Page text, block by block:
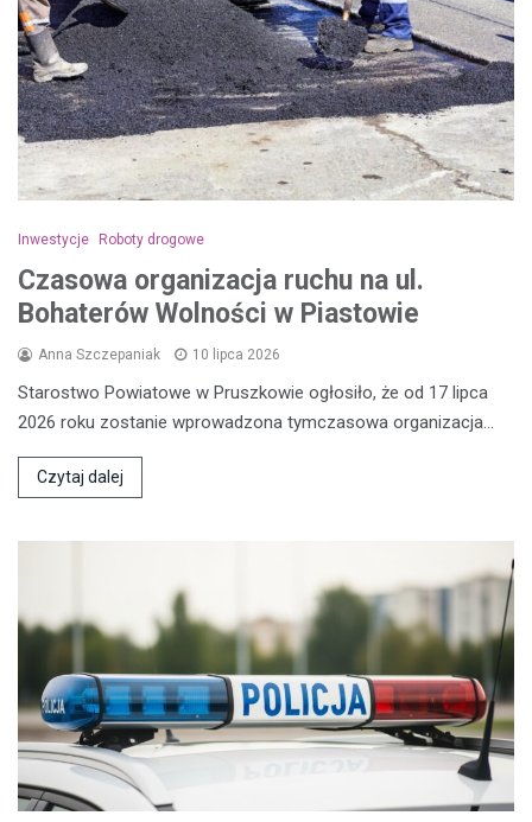
Inwestycje Roboty drogowe
Czasowa organizacja ruchu na ul.
Bohaterów Wolności w Piastowie
Anna Szczepaniak 10 lipca 2026
Starostwo Powiatowe w Pruszkowie ogłosiło, że od 17 lipca
2026 roku zostanie wprowadzona tymczasowa organizacja…
Czytaj dalej